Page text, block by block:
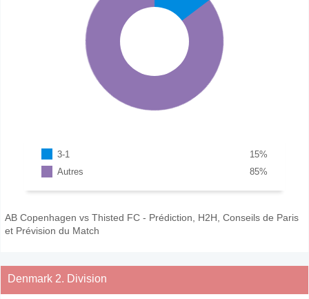
3-1 %
15
Autres
%
85
AB Copenhagen vs Thisted FC - Prédiction, H2H, Conseils de Paris
et Prévision du Match
Denmark 2. Division